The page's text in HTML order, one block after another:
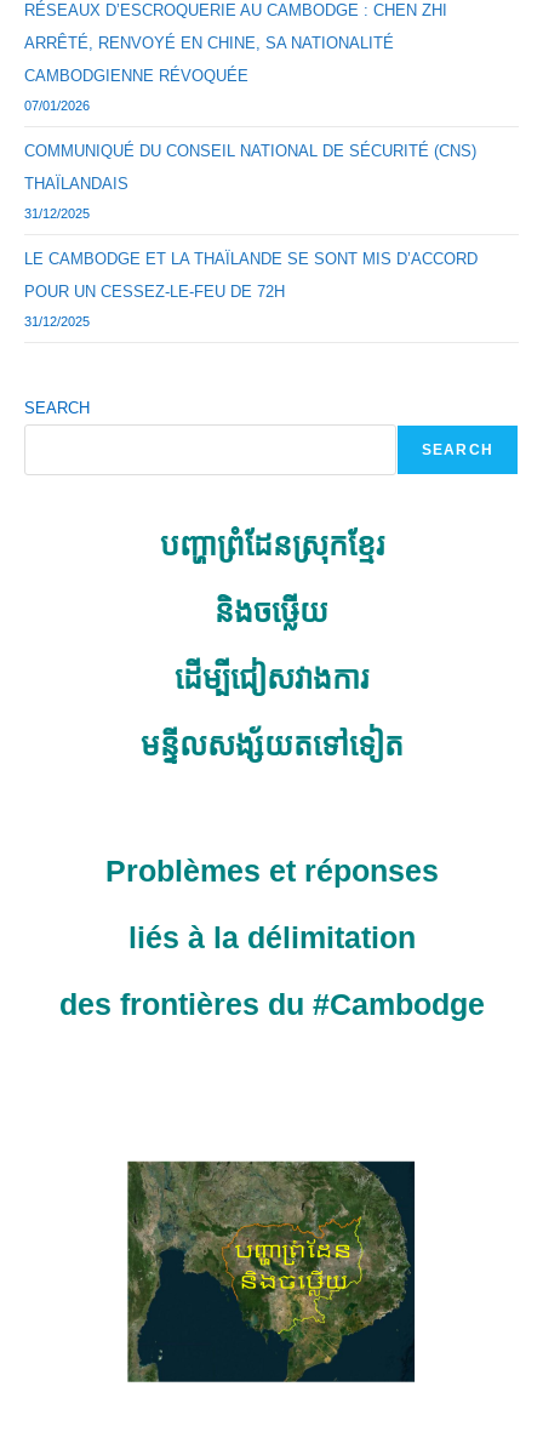
RÉSEAUX D’ESCROQUERIE AU CAMBODGE : CHEN ZHI
ARRÊTÉ, RENVOYÉ EN CHINE, SA NATIONALITÉ
CAMBODGIENNE RÉVOQUÉE
07/01/2026
COMMUNIQUÉ DU CONSEIL NATIONAL DE SÉCURITÉ (CNS)
THAÏLANDAIS
31/12/2025
LE CAMBODGE ET LA THAÏLANDE SE SONT MIS D’ACCORD
POUR UN CESSEZ-LE-FEU DE 72H
31/12/2025
SEARCH
SEARCH
បញ្ហាព្រំដែនស្រុកខ្មែរ
និងចឞ្លើយ
ដើម្បីជៀសវាងការ
មន្ទីលសង្ស័យតទៅទៀត
Problèmes et réponses
liés à la délimitation
des frontières du #Cambodge